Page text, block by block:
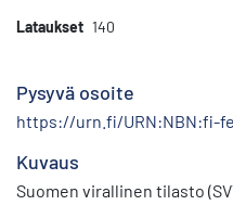
Lataukset 140
Pysyvä osoite
https://urn.fi/URN:NBN:fi-
Kuvaus
Suomen virallinen tilasto